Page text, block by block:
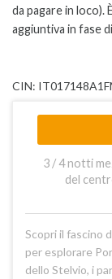
da pagare in loco).
aggiuntiva in fase
CIN:
3 / 4 notti
del
Scopri il fascino
per esplorare
dello Stelvio, i